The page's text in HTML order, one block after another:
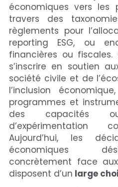
économiques vers les
travers des
règlements pour
reporting ESG, ou
financières ou fiscales.
s’inscrire en soutien
société civile et de
l’inclusion
programmes et
des capacités
d’expérimentation
Aujourd’hui, les
économiques
concrètement face
disposent d’un large